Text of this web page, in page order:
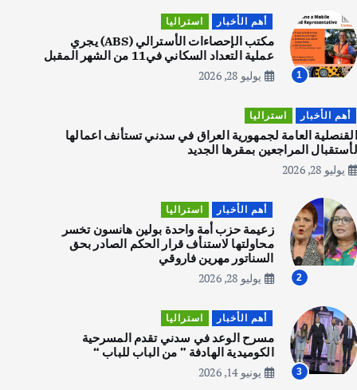
2
قصة نجاح العراقي عمر الشمري الذي
اصبح بطلاً لأستراليا بلعبة كمال
الاجسام
يوليو 30, 2026
هوي آن… مدينة الفوانيس وسحر
التاريخ
4
أهم الأخبار استراليا
مكتب الإحصاءات الأسترالي (ABS)
من الشهر المقبل
أهم الأخبار ثقافة وفنون
انطلاق ورشة التمثيل في مدينة كلباء الاماراتية
1
أهم الأخبار استراليا
مكتب الإحصاءات الأسترالي (ABS) يجري
عملية التعداد السكاني في11 من الشهر المقبل
يوليو 28, 2026
أهم الأخبار استراليا
القنصلية العامة لجمهورية العراق في سدني تستأنف اعمالها
لأستقبال المراجعين بمقرها الجديد
يوليو 28, 2026
2
أهم الأخبار استراليا
زعيمة حزب أمة واحدة بولين هانسون تخسر
محاولتها لاستنأف قرار الحكم الصادر بحق
السناتور مهرين فاروقي
يوليو 28, 2026
3
أهم الأخبار استراليا
مسرح الوعد في سدني تقدم المسرحية
الكوميدية الهادفة ” من الباب للباب “
يونيو 14, 2026